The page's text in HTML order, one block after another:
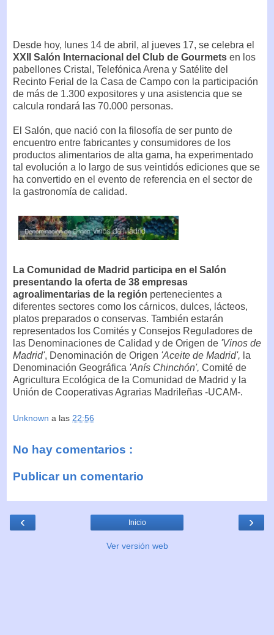
Desde hoy, lunes 14 de abril, al jueves 17, se celebra el
XXII Salón Internacional del Club de Gourmets en los
pabellones Cristal, Telefónica Arena y Satélite del
Recinto Ferial de la Casa de Campo con la participación
de más de 1.300 expositores y una asistencia que se
calcula rondará las 70.000 personas.
El Salón, que nació con la filosofía de ser punto de
encuentro entre fabricantes y consumidores de los
productos alimentarios de alta gama, ha experimentado
tal evolución a lo largo de sus veintidós ediciones que se
ha convertido en el evento de referencia en el sector de
la gastronomía de calidad.
La Comunidad de Madrid participa en el Salón
presentando la oferta de 38 empresas
agroalimentarias de la región pertenecientes a
diferentes sectores como los cárnicos, dulces, lácteos,
platos preparados o conservas. También estarán
representados los Comités y Consejos Reguladores de
las Denominaciones de Calidad y de Origen de 'Vinos de
Madrid', Denominación de Origen 'Aceite de Madrid', la
Denominación Geográfica 'Anís Chinchón', Comité de
Agricultura Ecológica de la Comunidad de Madrid y la
Unión de Cooperativas Agrarias Madrileñas -UCAM-.
Unknown a las 22:56
No hay comentarios :
Publicar un comentario
‹ ›
Inicio
Ver versión web